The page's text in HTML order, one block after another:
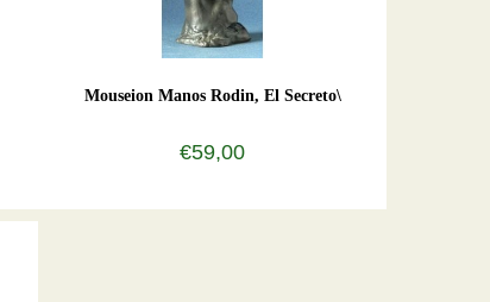
Mouseion Manos Rodin, El Secreto\
€59,00